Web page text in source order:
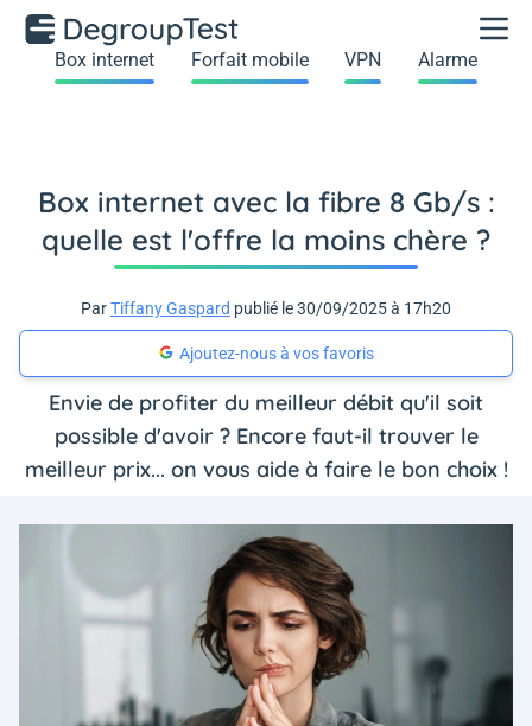
Box internet Forfait mobile VPN Alarme
Box internet avec la fibre 8 Gb/s :
quelle est l'offre la moins chère ?
ParTiffany Gaspard publié le 30/09/2025 à 17h20
Ajoutez-nous à vos favoris
Envie de profiter du meilleur débit qu'il soit
possible d'avoir ? Encore faut-il trouver le
meilleur prix... on vous aide à faire le bon choix !